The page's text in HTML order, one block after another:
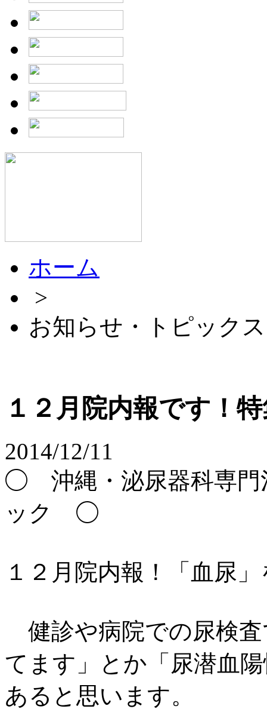
ホーム
>
お知らせ・トピックス
１２月院内報です！
2014/12/11
◯ 沖縄・泌尿器科専門
ック ◯
１２月院内報！「血尿
健診や病院での尿検
てます」とか「尿潜血
あると思います。